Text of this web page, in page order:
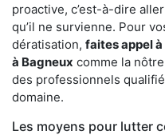
proactive, c’est-à-dire
qu’il ne survienne. Pour
dératisation, faites appel
à Bagneux comme la
des professionnels
domaine.
Les moyens pour lutter